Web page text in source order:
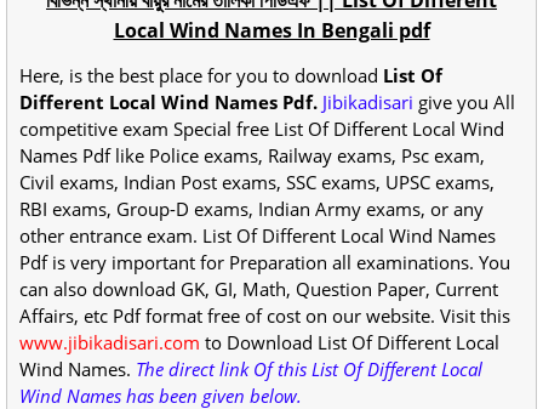
Local Wind Names In Bengali pdf
Here, is the best place for you to download List Of
Different Local Wind Names Pdf. Jibikadisari give you All
competitive exam Special free List Of Different Local Wind
Names Pdf like Police exams, Railway exams, Psc exam,
Civil exams, Indian Post exams, SSC exams, UPSC exams,
RBI exams, Group-D exams, Indian Army exams, or any
other entrance exam. List Of Different Local Wind Names
Pdf is very important for Preparation all examinations. You
can also download GK, GI, Math, Question Paper, Current
Affairs, etc Pdf format free of cost on our website. Visit this
www.jibikadisari.com to Download List Of Different Local
Wind Names. The direct link Of this List Of Different Local
Wind Names has been given below.